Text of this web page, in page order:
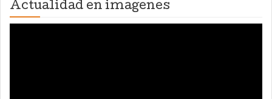
Actualidad en imagenes